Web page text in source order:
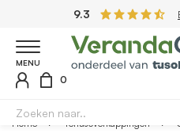
9.3
MENU
0
Home Terrasoverkappingen